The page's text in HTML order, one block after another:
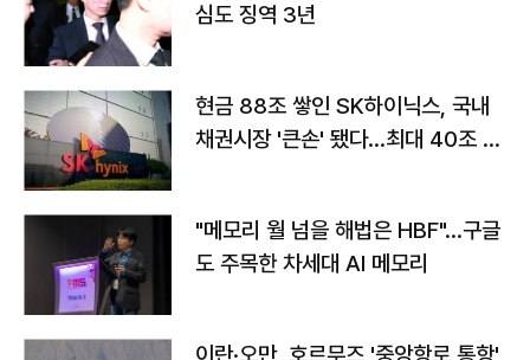
심도 징역 3년
현금 88조 쌓인 SK하이닉스, 국내
채권시장 '큰손' 됐다…최대 40조 투
"메모리 월 넘을 해법은 HBF"…구글
도 주목한 차세대 AI 메모리